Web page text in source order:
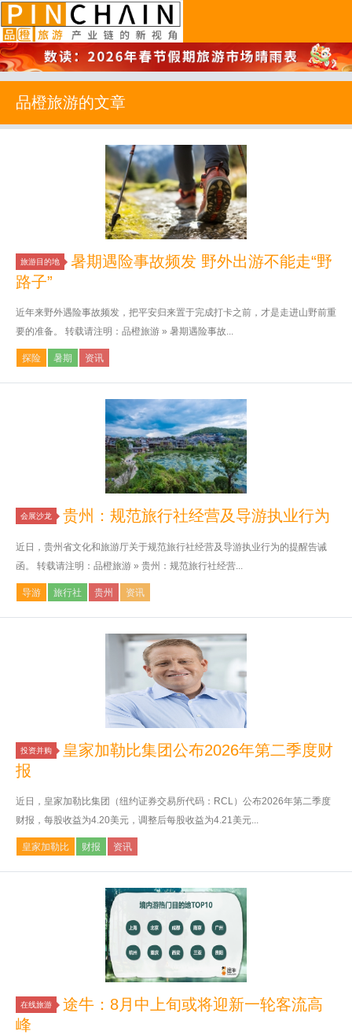
品橙旅游
品橙旅游的文章
旅游目的地
暑期遇险事故频发 野外出游不能走“野
路子”
近年来野外遇险事故频发，把平安归来置于完成打卡之前，才是走进山野前重
要的准备。 转载请注明：品橙旅游 » 暑期遇险事故...
探险 暑期 资讯
会展沙龙 贵州：规范旅行社经营及导游执业行为
近日，贵州省文化和旅游厅关于规范旅行社经营及导游执业行为的提醒告诫
函。 转载请注明：品橙旅游 » 贵州：规范旅行社经营...
导游 旅行社 贵州 资讯
投资并购
皇家加勒比集团公布2026年第二季度财
报
近日，皇家加勒比集团（纽约证券交易所代码：RCL）公布2026年第二季度
财报，每股收益为4.20美元，调整后每股收益为4.21美元...
皇家加勒比 财报 资讯
在线旅游
途牛：8月中上旬或将迎新一轮客流高
峰